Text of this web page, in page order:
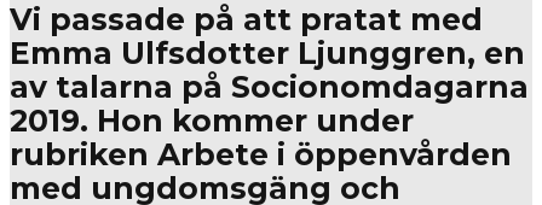
Vi passade på att pratat med
Emma Ulfsdotter Ljunggren, en
av talarna på Socionomdagarna
2019. Hon kommer under
rubriken Arbete i öppenvården
med ungdomsgäng och